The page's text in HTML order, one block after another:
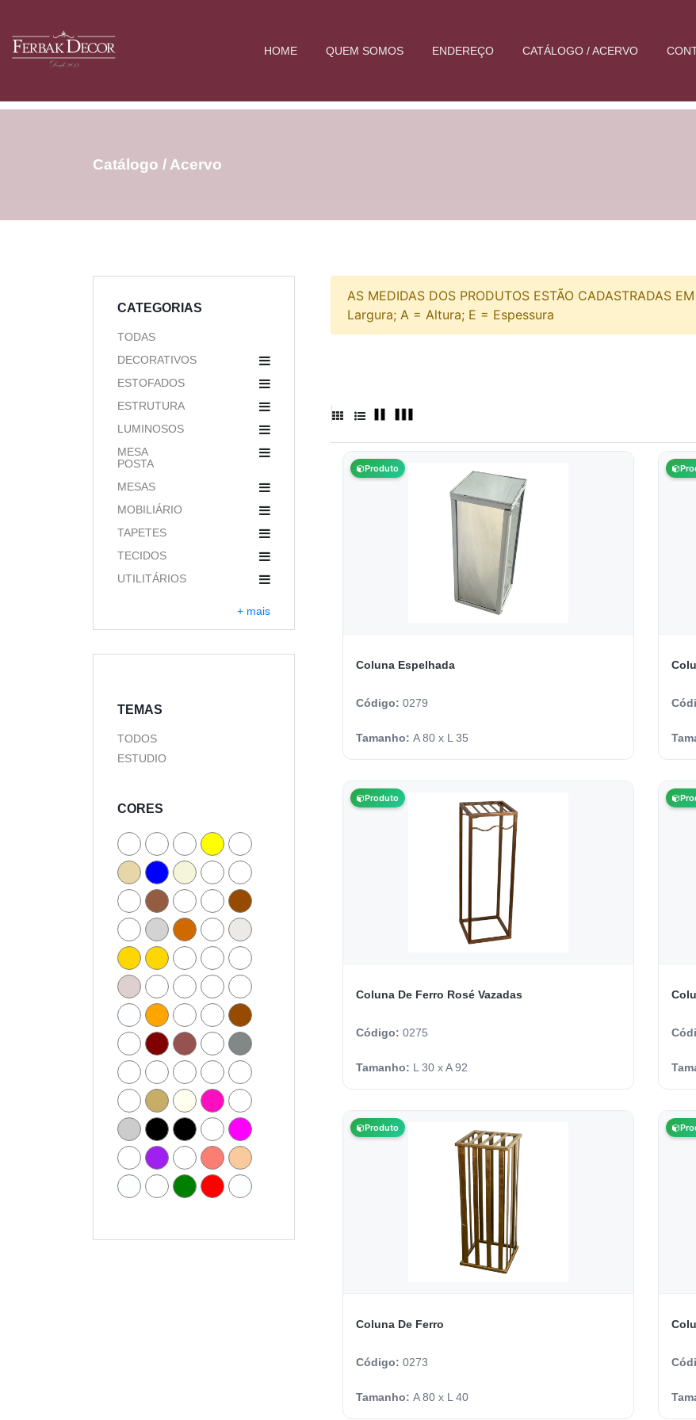
HOME QUEM SOMOS ENDEREÇO CATÁLOGO / ACERVO
Catálogo / Acervo
CATEGORIAS
TODAS
DECORATIVOS
ESTOFADOS
ESTRUTURA
LUMINOSOS
MESA
POSTA
MESAS
MOBILIÁRIO
TAPETES
TECIDOS
UTILITÁRIOS
+ mais
TEMAS
TODOS
ESTUDIO
CORES
AS MEDIDAS DOS PRODUTOS ESTÃO CADASTRADAS
Largura; A = Altura; E = Espessura
Produto
Coluna Espelhada
Código: 0279
Tamanho: A 80 x L 35
Produto
Coluna De Ferro Rosé Vazadas
Código: 0275
Tamanho: L 30 x A 92
Produto
Coluna De Ferro
Código: 0273
Tamanho: A 80 x L 40